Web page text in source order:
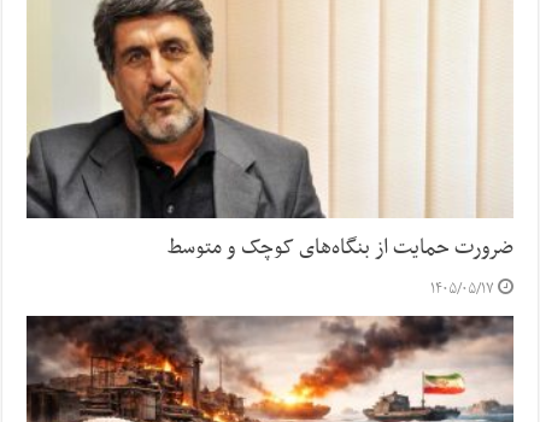
ضرورت حمایت از بنگاه‌های کوچک و متوسط
۱۴۰۵/۰۵/۱۷